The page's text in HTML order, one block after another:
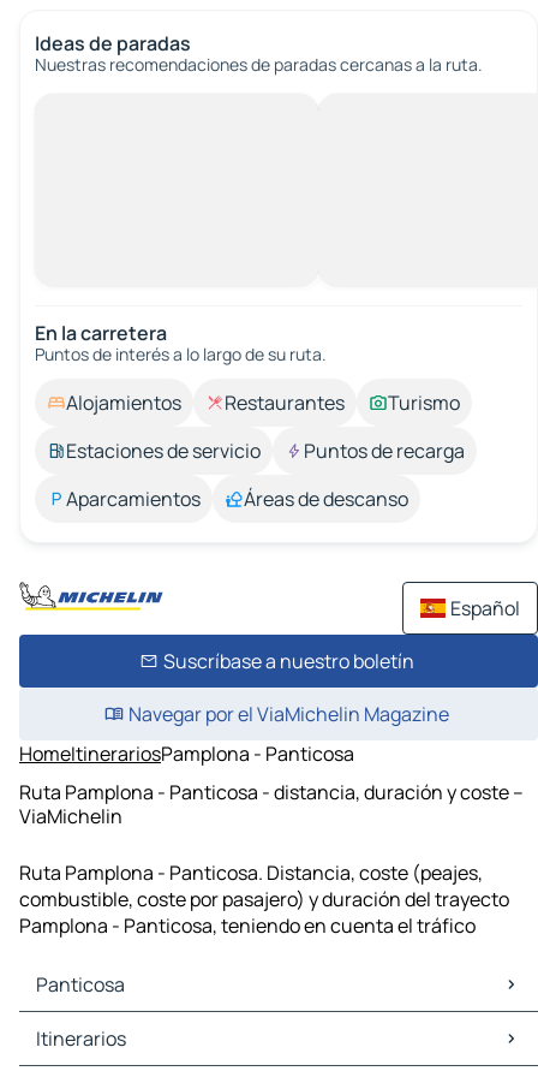
Ideas de paradas
Nuestras recomendaciones de paradas cercanas a la ruta.
En la carretera
Puntos de interés a lo largo de su ruta.
Alojamientos Restaurantes
Turismo
Estaciones de servicio
Puntos de recarga
Aparcamientos
Áreas de descanso
Español
Suscríbase a nuestro boletín
Navegar por el ViaMichelin Magazine
HomeItinerariosPamplona - Panticosa
Ruta Pamplona - Panticosa - distancia, duración y coste –
ViaMichelin
Ruta Pamplona - Panticosa. Distancia, coste (peajes,
combustible, coste por pasajero) y duración del trayecto
Pamplona - Panticosa, teniendo en cuenta el tráfico
Panticosa
Panticosa Mapas Planos
Panticosa Trafico
Itinerarios